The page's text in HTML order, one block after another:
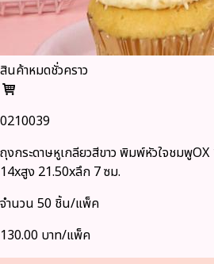
สินค้าหมดชั่วคราว
0210039
ถุงกระดาษหูเกลียวสีขาว พิมพ์หัวใจชมพู
14xสูง 21.50xลึก 7 ซม.
จำนวน 50 ชิ้น/แพ็ค
130.00 บาท/แพ็ค